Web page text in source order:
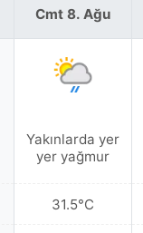
Cmt 8. Ağu
Yakınlarda yer
yer yağmur
31.5°C